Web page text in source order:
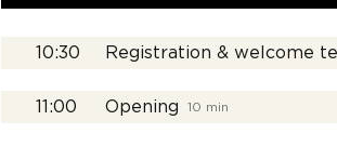
10:30 Registration & welcome
11:00 Opening 10 min